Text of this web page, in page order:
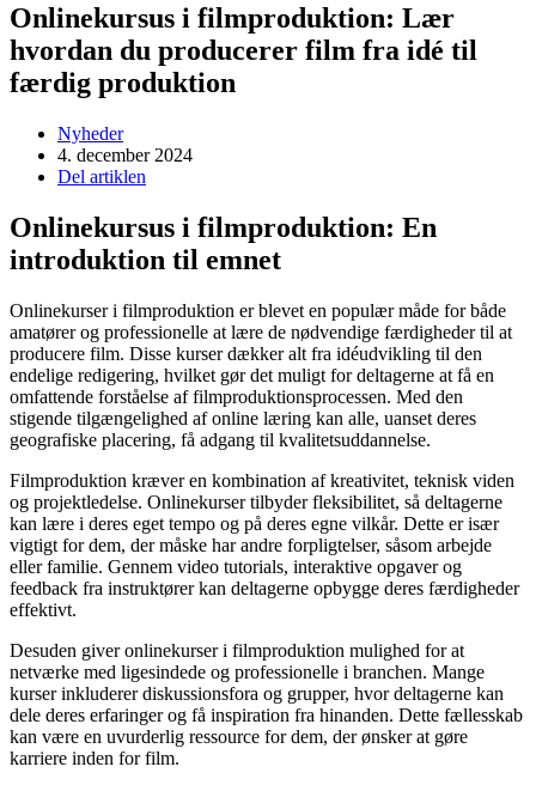
Onlinekursus i filmproduktion: Lær
hvordan du producerer film fra idé til
færdig produktion
Nyheder
4. december 2024
Del artiklen
Onlinekursus i filmproduktion: En
introduktion til emnet
Onlinekurser i filmproduktion er blevet en populær måde for både
amatører og professionelle at lære de nødvendige færdigheder til at
producere film. Disse kurser dækker alt fra idéudvikling til den
endelige redigering, hvilket gør det muligt for deltagerne at få en
omfattende forståelse af filmproduktionsprocessen. Med den
stigende tilgængelighed af online læring kan alle, uanset deres
geografiske placering, få adgang til kvalitetsuddannelse.
Filmproduktion kræver en kombination af kreativitet, teknisk viden
og projektledelse. Onlinekurser tilbyder fleksibilitet, så deltagerne
kan lære i deres eget tempo og på deres egne vilkår. Dette er især
vigtigt for dem, der måske har andre forpligtelser, såsom arbejde
eller familie. Gennem video tutorials, interaktive opgaver og
feedback fra instruktører kan deltagerne opbygge deres færdigheder
effektivt.
Desuden giver onlinekurser i filmproduktion mulighed for at
netværke med ligesindede og professionelle i branchen. Mange
kurser inkluderer diskussionsfora og grupper, hvor deltagerne kan
dele deres erfaringer og få inspiration fra hinanden. Dette fællesskab
kan være en uvurderlig ressource for dem, der ønsker at gøre
karriere inden for film.